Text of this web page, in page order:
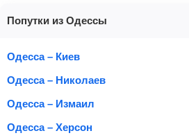
Попутки из Одессы
Одесса – Киев
Одесса – Николаев
Одесса – Измаил
Одесса – Херсон